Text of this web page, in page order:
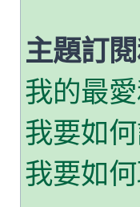
主題訂
我的最
我要如
我要如